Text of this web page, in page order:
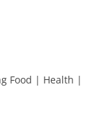
Food | Health |